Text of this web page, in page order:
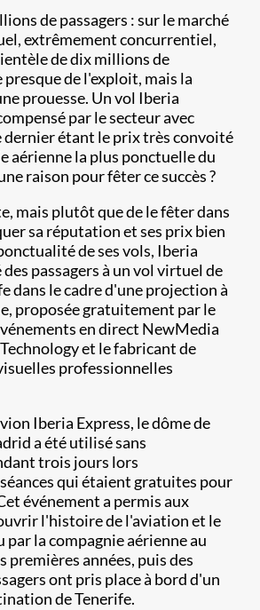
de passagers : sur le marché
extrêmement concurrentiel,
de dix millions de
presque de l'exploit, mais la
prouesse. Un vol Iberia
par le secteur avec
dernier étant le prix très convoité
aérienne la plus ponctuelle du
raison pour fêter ce succès ?
mais plutôt que de le fêter dans
sa réputation et ses prix bien
de ses vols, Iberia
des passagers à un vol virtuel de
dans le cadre d'une projection à
proposée gratuitement par le
en direct NewMedia
et le fabricant de
professionnelles
Iberia Express, le dôme de
a été utilisé sans
trois jours lors
qui étaient gratuites pour
événement a permis aux
l'histoire de l'aviation et le
la compagnie aérienne au
premières années, puis des
ont pris place à bord d'un
de Tenerife.